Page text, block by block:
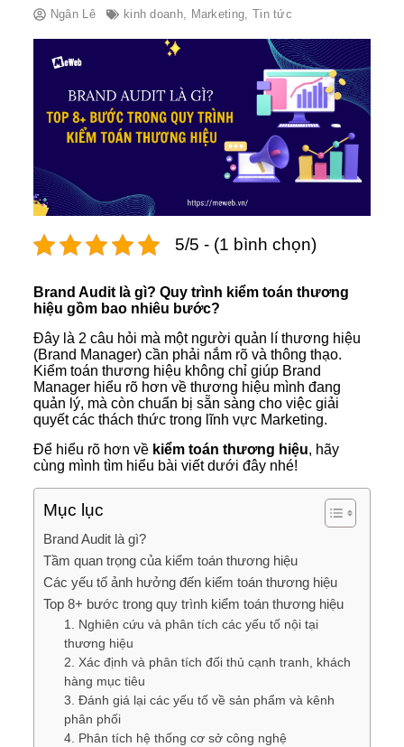
Ngân Lê kinh doanh, Marketing, Tin tức
5/5 - (1 bình chọn)
Brand Audit là gì? Quy trình kiểm toán thương
hiệu gồm bao nhiêu bước?
Đây là 2 câu hỏi mà một người quản lí thương hiệu
(Brand Manager) cần phải nắm rõ và thông thạo.
Kiểm toán thương hiệu không chỉ giúp Brand
Manager hiểu rõ hơn về thương hiệu mình đang
quản lý, mà còn chuẩn bị sẵn sàng cho việc giải
quyết các thách thức trong lĩnh vực Marketing.
Để hiểu rõ hơn về kiểm toán thương hiệu, hãy
cùng mình tìm hiểu bài viết dưới đây nhé!
Mục lục
Brand Audit là gì?
Tầm quan trọng của kiểm toán thương hiệu
Các yếu tố ảnh hưởng đến kiểm toán thương hiệu
Top 8+ bước trong quy trình kiểm toán thương hiệu
1. Nghiên cứu và phân tích các yếu tố nội tại
thương hiệu
2. Xác định và phân tích đối thủ cạnh tranh, khách
hàng mục tiêu
3. Đánh giá lại các yếu tố về sản phẩm và kênh
phân phối
4. Phân tích hệ thống cơ sở công nghệ